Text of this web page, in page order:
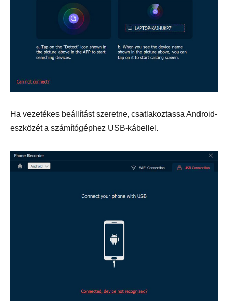
Ha vezetékes beállítást szeretne, csatlakoztassa Android-
eszközét a számítógéphez USB-kábellel.